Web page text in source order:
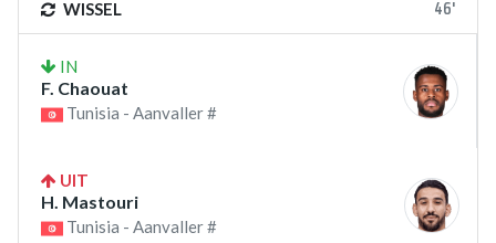
WISSEL 46'
IN
F. Chaouat
Tunisia - Aanvaller #
UIT
H. Mastouri
Tunisia - Aanvaller #